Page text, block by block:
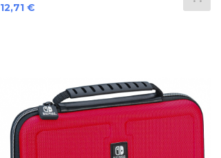
Prezzo
12,71 €